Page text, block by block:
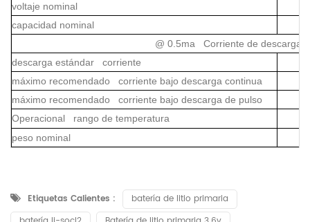
voltaje nominal
capacidad nominal
@ 0.5ma Corriente de descarga
descarga estándar corriente
máximo recomendado corriente bajo descarga continua
máximo recomendado corriente bajo descarga de pulso
Operacional rango de temperatura
peso nominal
Etiquetas Calientes :
batería de litio primaria